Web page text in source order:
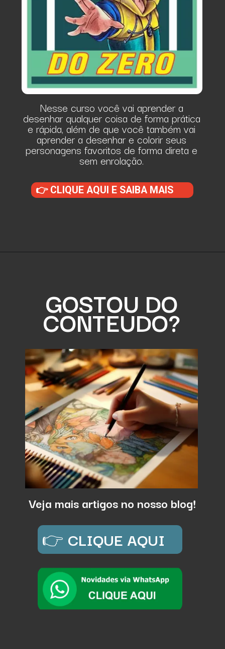
Nesse curso você vai aprender a
desenhar qualquer coisa de forma prática
e rápida, além de que você também vai
aprender a desenhar e colorir seus
personagens favoritos de forma direta e
sem enrolação.
👉 CLIQUE AQUI E SAIBA MAIS
Veja mais artigos no nosso blog!
👉 CLIQUE AQUI
GOSTOU DO
CONTEUDO?